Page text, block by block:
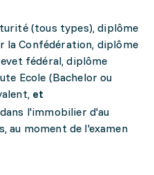
(tous types), diplôme
la Confédération, diplôme
fédéral, diplôme
Ecole (Bachelor ou
et
l'immobilier d'au
au moment de l'examen